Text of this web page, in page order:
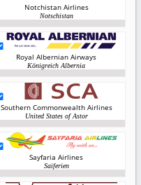
Notchistan Airlines
Notschistan
Royal Albernian Airways
Königreich Albernia
Southern Commonwealth Airlines
United States of Astor
Sayfaria Airlines
Saiferien